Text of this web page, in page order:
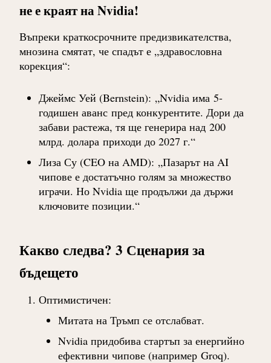
не е краят на Nvidia!
Въпреки краткосрочните предизвикателства,
мнозина смятат, че спадът е „здравословна
корекция“:
Джеймс Уей (Bernstein): „Nvidia има 5-
годишен аванспред конкурентите. Дори да
забави растежа, тя ще генерира над 200
млрд. долараприходи до 2027 г.“
Лиза Су (CEO на AMD): „Пазарът на AI
чипове е достатъчно голям за множество
играчи. Но Nvidia ще продължи да държи
ключовите позиции.“
Какво следва? 3 Сценария за
бъдещето
Оптимистичен:
Митата на Тръмп се отслабват.
Nvidia придобива стартъп за енергийно
ефективни чипове (например Groq).